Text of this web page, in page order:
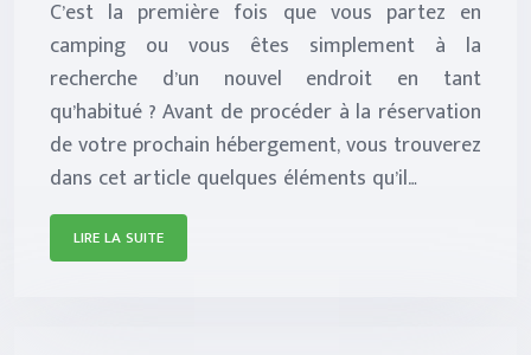
C’est la première fois que vous partez en
camping ou vous êtes simplement à la
recherche d’un nouvel endroit en tant
qu’habitué ? Avant de procéder à la réservation
de votre prochain hébergement, vous trouverez
dans cet article quelques éléments qu’il…
LIRE LA SUITE